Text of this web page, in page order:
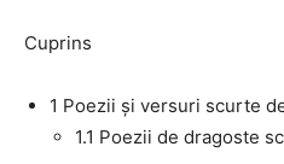
Cuprins
1 Poezii și versuri scurte
1.1 Poezii de dragoste